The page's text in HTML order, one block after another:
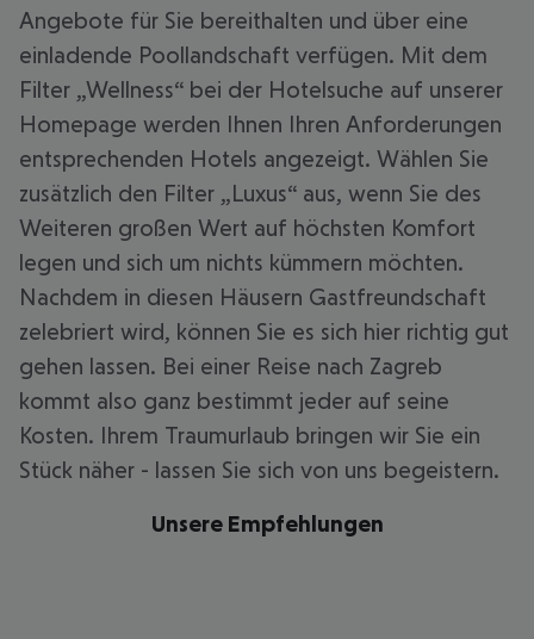
Angebote für Sie bereithalten und über eine
einladende Poollandschaft verfügen. Mit dem
Filter „Wellness“ bei der Hotelsuche auf unserer
Homepage werden Ihnen Ihren Anforderungen
entsprechenden Hotels angezeigt. Wählen Sie
zusätzlich den Filter „Luxus“ aus, wenn Sie des
Weiteren großen Wert auf höchsten Komfort
legen und sich um nichts kümmern möchten.
Nachdem in diesen Häusern Gastfreundschaft
zelebriert wird, können Sie es sich hier richtig gut
gehen lassen. Bei einer Reise nach Zagreb
kommt also ganz bestimmt jeder auf seine
Kosten. Ihrem Traumurlaub bringen wir Sie ein
Stück näher - lassen Sie sich von uns begeistern.
Unsere Empfehlungen